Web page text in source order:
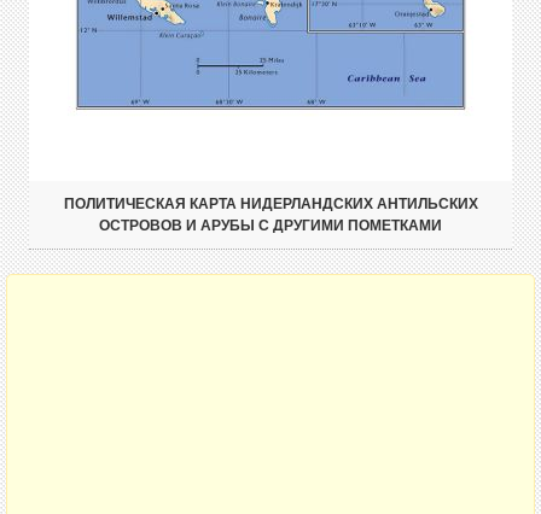
ПОЛИТИЧЕСКАЯ КАРТА НИДЕРЛАНДСКИХ АНТИЛЬСКИХ
ОСТРОВОВ И АРУБЫ С ДРУГИМИ ПОМЕТКАМИ